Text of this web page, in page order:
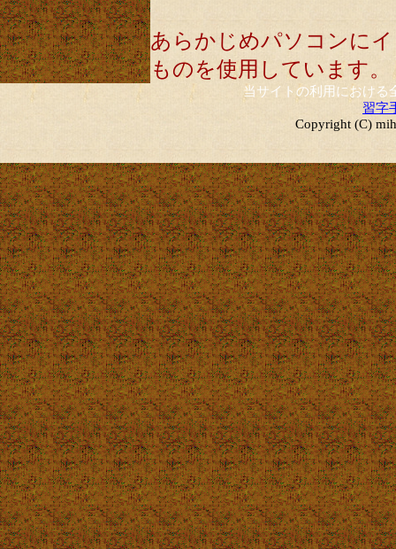
あらかじめパソコンに
ものを使用しています。
当サイトの利用における
習字
Copyright (C)